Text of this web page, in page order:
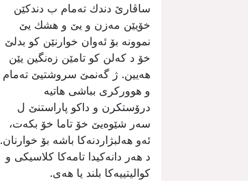
ساڤارێ دندك تەمام ب دندكێن
خۆیێن مەزن و یێ و ھشك یێ
نموونە بۆ ئەوان خوارنێن كو بدلێ
خۆ د كەلن كو تامێن زەنگین یێن
ھەیین. ژ گەنمێ سروشتیێ تەمام
و ھووركری بباشی ھاتیە
درۆستكرن و داكو پاراستنێ ل
سەر شێوەیێ خۆ تاما خۆ بكەت،
ئەو ھەلبژاردنەكا باشە بۆ خوارنان.
د ھەر دانەكیدا تامەكا كلاسیكی و
كوالیتییەكا بلند یا ھەی.